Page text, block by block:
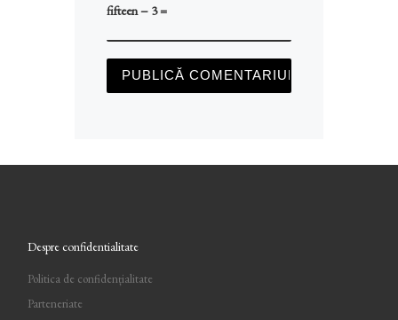
fifteen − 3 =
Despre confidentialitate
Politica de confidențialitate
Parteneriate